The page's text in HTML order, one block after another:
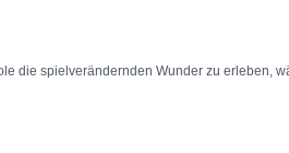
die spielverändernden Wunder zu erleben,